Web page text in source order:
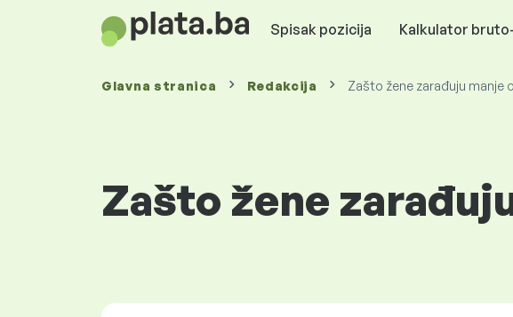
Spisak pozicija Kalkulator
Glavna stranica Redakcija Zašto žene zarađuju manje
Zašto žene